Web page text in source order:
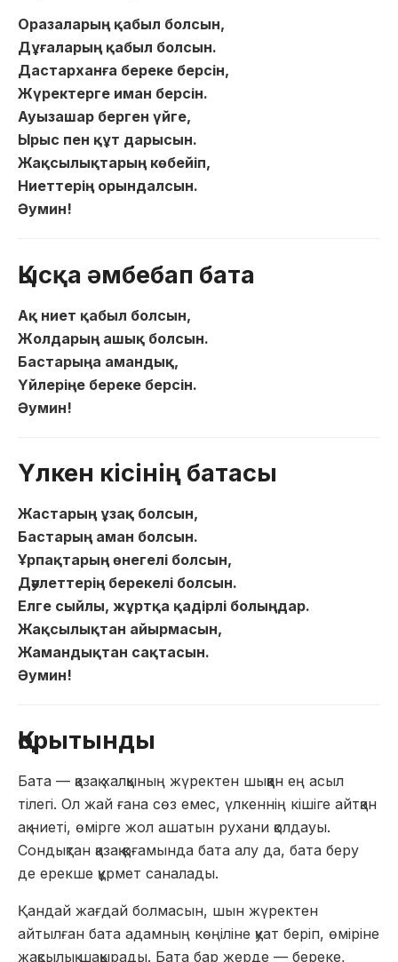
Оразаларың қабыл болсын,
Дұғаларың қабыл болсын.
Дастарханға береке берсін,
Жүректерге иман берсін.
Ауызашар берген үйге,
Ырыс пен құт дарысын.
Жақсылықтарың көбейіп,
Ниеттерің орындалсын.
Әумин!
Қысқа әмбебап бата
Ақ ниет қабыл болсын,
Жолдарың ашық болсын.
Бастарыңа амандық,
Үйлеріңе береке берсін.
Әумин!
Үлкен кісінің батасы
Жастарың ұзақ болсын,
Бастарың аман болсын.
Ұрпақтарың өнегелі болсын,
Дәулеттерің берекелі болсын.
Елге сыйлы, жұртқа қадірлі болыңдар.
Жақсылықтан айырмасын,
Жамандықтан сақтасын.
Әумин!
Қорытынды
Бата — қазақ халқының жүректен шыққан ең асыл
тілегі. Ол жай ғана сөз емес, үлкеннің кішіге айтқан
ақ ниеті, өмірге жол ашатын рухани қолдауы.
Сондықтан қазақ қоғамында бата алу да, бата беру
де ерекше құрмет саналады.
Қандай жағдай болмасын, шын жүректен
айтылған бата адамның көңіліне қуат беріп, өміріне
жақсылық шақырады. Бата бар жерде — береке,